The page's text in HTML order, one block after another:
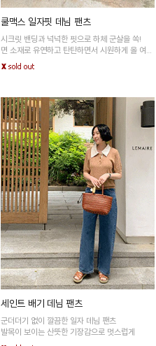
쿨맥스 일자핏 데님 팬츠
시크릿 밴딩과 넉넉한 핏으로 하체 군살을 쏙!
면 소재로 유연하고 탄탄하면서 시원하게 올 여름
세인트 배기 데님 팬츠
군더더기 없이 깔끔한 일자 데님 팬츠
발목이 보이는 산뜻한 기장감으로 멋스럽게